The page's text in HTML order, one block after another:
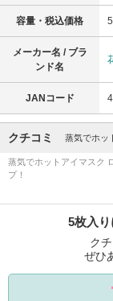
容量・税込価格
メーカー名 / ブラ
ンド名
JANコード
クチコミ 蒸気でホッ
蒸気でホットアイマスク
プ！
5枚入り
ク
ぜひ